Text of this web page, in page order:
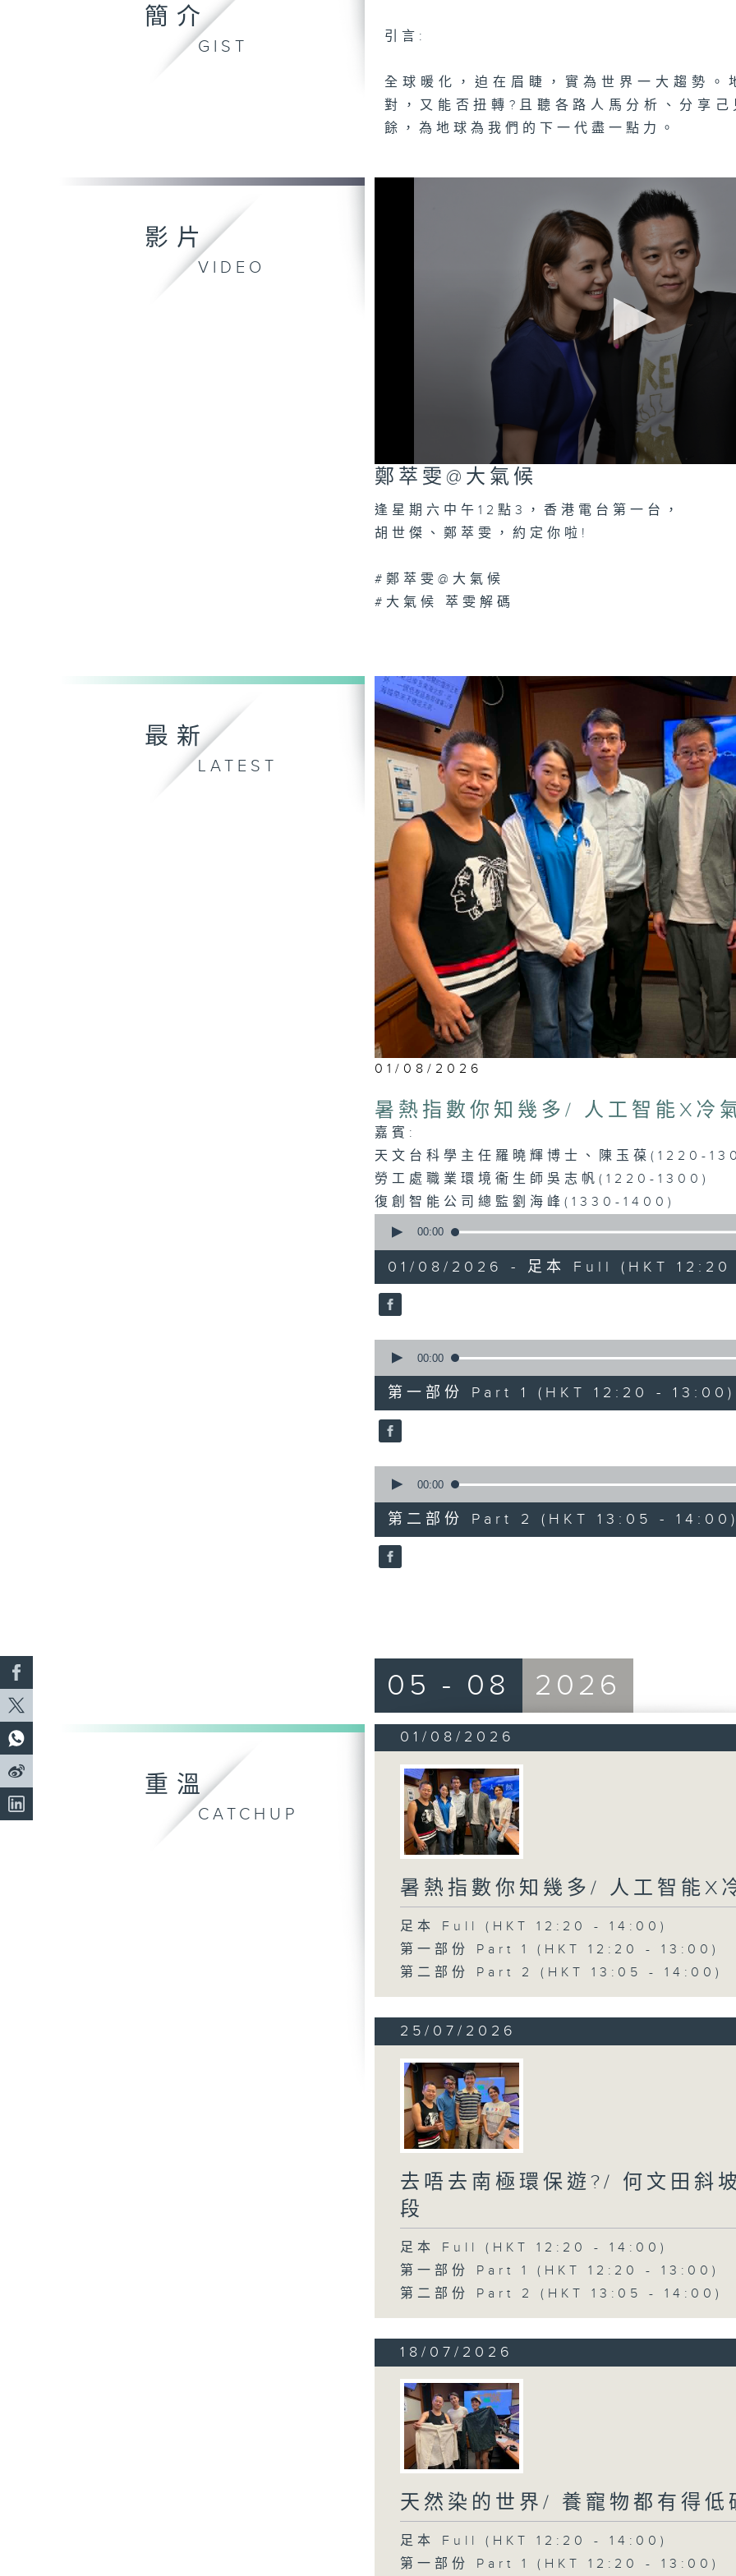
簡介
GIST
引言:
全球暖化，迫在眉睫，實為世界一大趨勢
對，又能否扭轉?且聽各路人馬分析、分享
餘，為地球為我們的下一代盡一點力。
影片
VIDEO
0
seconds
0
90%
鄭萃雯@大氣候
逢星期六中午12點3，香港電台第一台，
胡世傑、鄭萃雯，約定你啦!
#鄭萃雯@大氣候
#大氣候 萃雯解碼
最新
LATEST
01/08/2026
暑熱指數你知幾多/ 人工智能X冷
嘉賓:
天文台科學主任羅曉輝博士、陳玉葆(1220-
勞工處職業環境衞生師吳志帆(1220-1300)
復創智能公司總監劉海峰(1330-1400)
seconds
hour,
24
minutes,
36
90%
00:00
01/08/2026 - 足本 Full (HKT
seconds
35
minutes,
40
seconds
90%
00:00
第一部份 Part 1 (HKT 12:20 - 13:00)
seconds
49
minutes,
6
seconds
90%
00:00
第二部份 Part 2 (HKT 13:05 -
重溫
CATCHUP
05 - 08 2026
01/08/2026
暑熱指數你知幾多/ 人工智能X
足本 Full (HKT 12:20 - 14:00)
第一部份 Part 1 (HKT 12:20 - 13:00)
第二部份 Part 2 (HKT 13:05 - 14:00)
25/07/2026
去唔去南極環保遊?/ 何文田斜
段
足本 Full (HKT 12:20 - 14:00)
第一部份 Part 1 (HKT 12:20 - 13:00)
第二部份 Part 2 (HKT 13:05 - 14:00)
18/07/2026
天然染的世界/ 養寵物都有得低
足本 Full (HKT 12:20 - 14:00)
第一部份 Part 1 (HKT 12:20 - 13:00)